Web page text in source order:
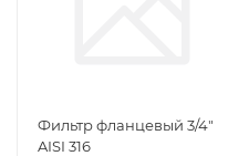
Фильтр фланцевый 3/4"
AISI 316